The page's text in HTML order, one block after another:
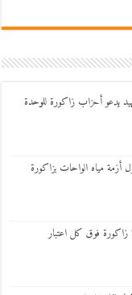
يدعو أحزاب زاكورة للوحدة
مياه الواحات بزاكورة
فوق كل اعتبار